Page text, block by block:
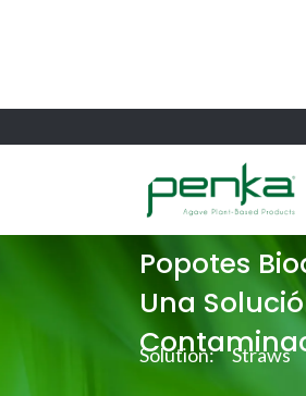
Casos de éxito
Popotes
Una
Solution: Straws